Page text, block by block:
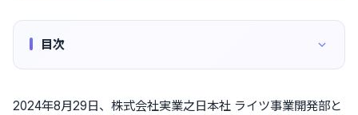
目次
2024年8月29日、株式会社実業之日本社 ライツ事業開発部と